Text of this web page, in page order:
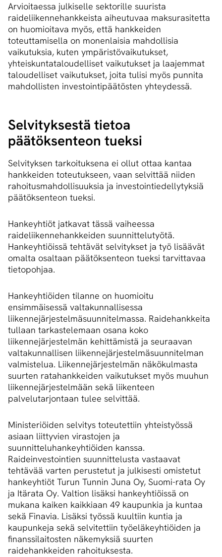
Arvioitaessa julkiselle sektorille suurista
raideliikennehankkeista aiheutuvaa maksurasitetta
on huomioitava myös, että hankkeiden
toteuttamisella on monenlaisia mahdollisia
vaikutuksia, kuten ympäristövaikutukset,
yhteiskuntataloudelliset vaikutukset ja laajemmat
taloudelliset vaikutukset, joita tulisi myös punnita
mahdollisten investointipäätösten yhteydessä.
Selvityksestä tietoa
päätöksenteon tueksi
Selvityksen tarkoituksena ei ollut ottaa kantaa
hankkeiden toteutukseen, vaan selvittää niiden
rahoitusmahdollisuuksia ja investointiedellytyksiä
päätöksenteon tueksi.
Hankeyhtiöt jatkavat tässä vaiheessa
raideliikennehankkeiden suunnittelutyötä.
Hankeyhtiöissä tehtävät selvitykset ja työ lisäävät
omalta osaltaan päätöksenteon tueksi tarvittavaa
tietopohjaa.
Hankeyhtiöiden tilanne on huomioitu
ensimmäisessä valtakunnallisessa
liikennejärjestelmäsuunnitelmassa. Raidehankkeita
tullaan tarkastelemaan osana koko
liikennejärjestelmän kehittämistä ja seuraavan
valtakunnallisen liikennejärjestelmäsuunnitelman
valmistelua. Liikennejärjestelmän näkökulmasta
suurten ratahankkeiden vaikutukset myös muuhun
liikennejärjestelmään sekä liikenteen
palvelutarjontaan tulee selvittää.
Ministeriöiden selvitys toteutettiin yhteistyössä
asiaan liittyvien virastojen ja
suunnitteluhankeyhtiöiden kanssa.
Raideinvestointien suunnittelusta vastaavat
tehtävää varten perustetut ja julkisesti omistetut
hankeyhtiöt Turun Tunnin Juna Oy, Suomi-rata Oy
ja Itärata Oy. Valtion lisäksi hankeyhtiöissä on
mukana kaiken kaikkiaan 49 kaupunkia ja kuntaa
sekä Finavia. Lisäksi työssä kuultiin kuntia ja
kaupunkeja sekä selvitettiin työeläkeyhtiöiden ja
finanssilaitosten näkemyksiä suurten
raidehankkeiden rahoituksesta.